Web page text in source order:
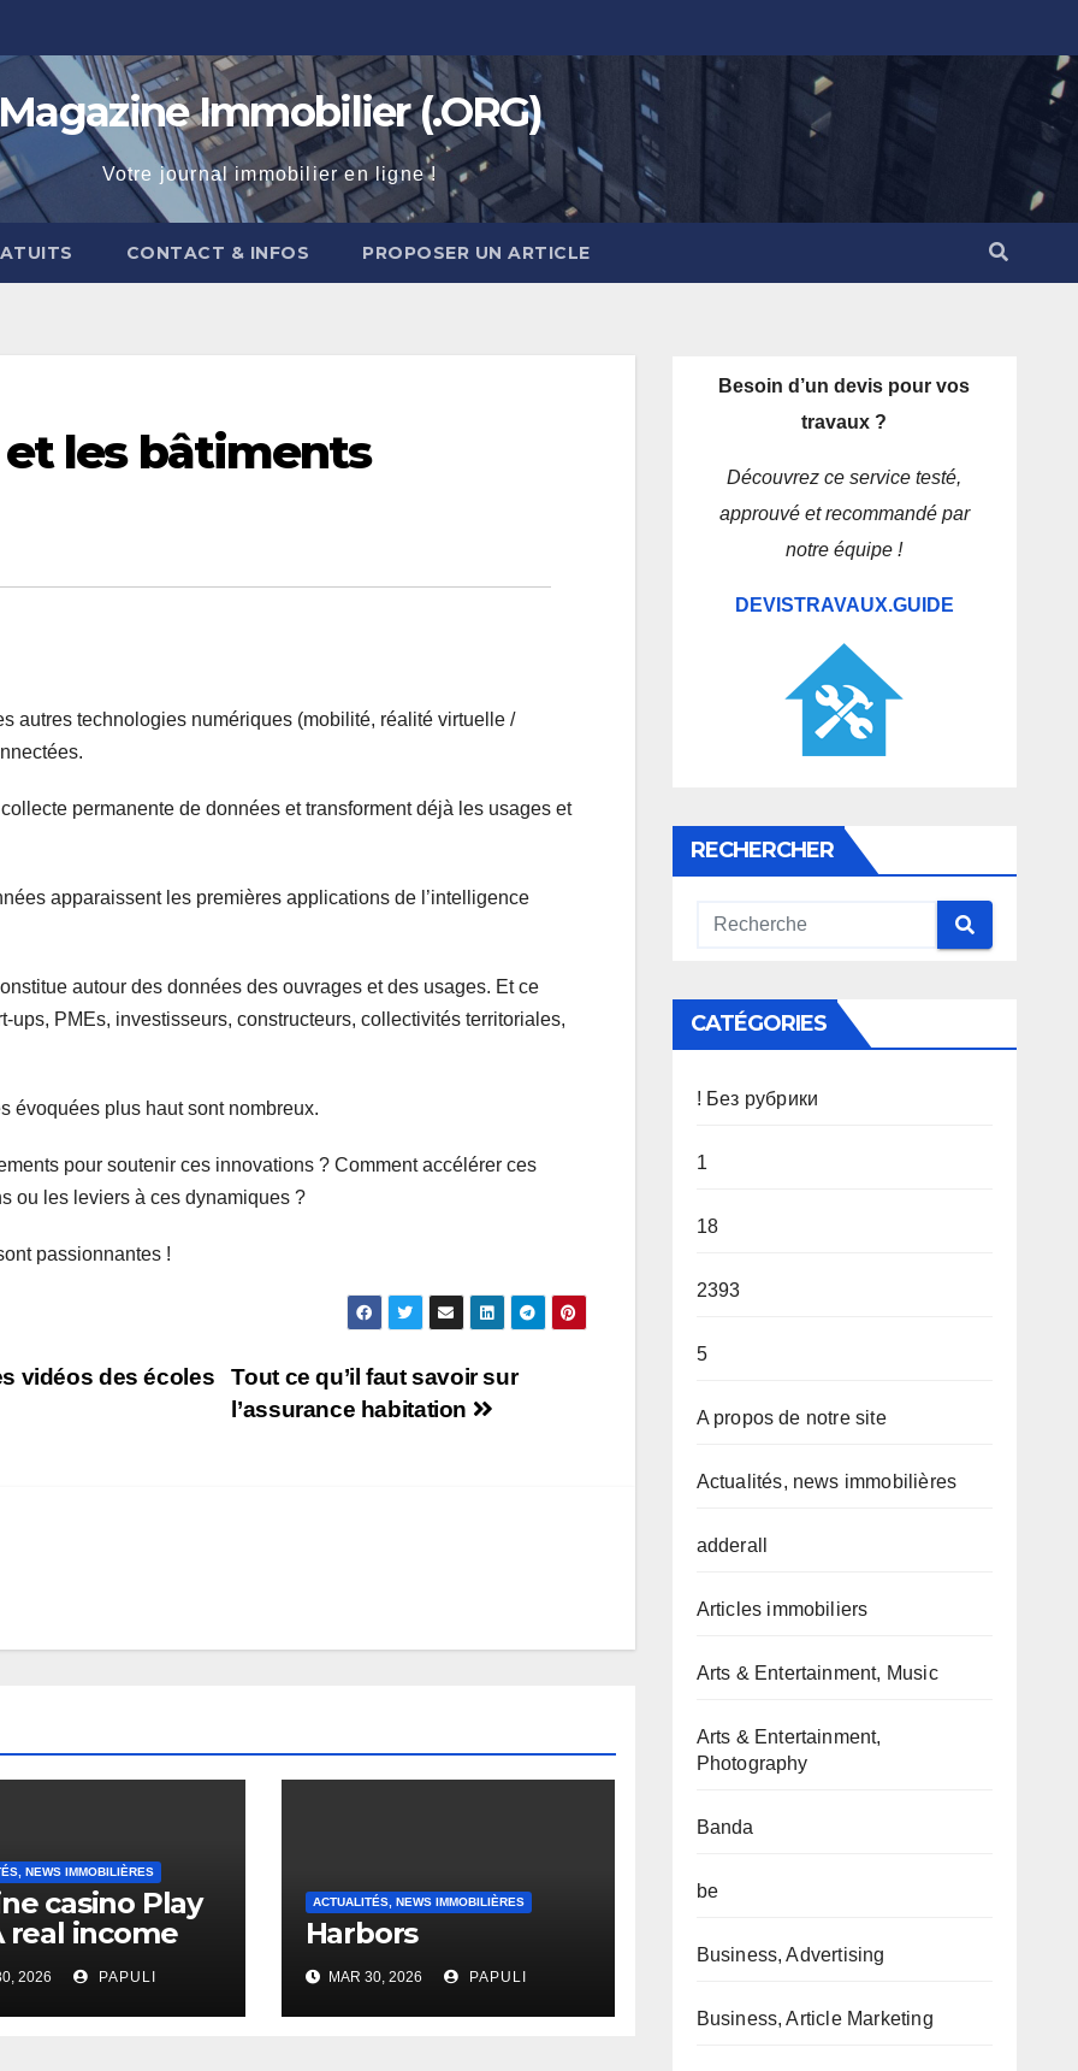
Magazine Immobilier (.ORG)
Votre journal immobilier en ligne !
CONTACT & INFOS PROPOSER UN ARTICLE
les bâtiments
autres technologies numériques (mobilité, réalité virtuelle /
permanente de données et transforment déjà les usages et
apparaissent les premières applications de l’intelligence
autour des données des ouvrages et des usages. Et ce
ups, PMEs, investisseurs, constructeurs, collectivités territoriales,
évoquées plus haut sont nombreux.
pour soutenir ces innovations ? Comment accélérer ces
ou les leviers à ces dynamiques ?
passionnantes !
Tout ce qu’il faut savoir sur
l’assurance habitation
vidéos des écoles
NEWS IMMOBILIÈRES
casino Play
real income
2026 PAPULI
ACTUALITÉS, NEWS IMMOBILIÈRES
Harbors
MAR 30, 2026 PAPULI
Besoin d’un devis pour vos
travaux ?
Découvrez ce service testé,
approuvé et recommandé par
notre équipe !
DEVISTRAVAUX.GUIDE
RECHERCHER
CATÉGORIES
! Без рубрики
1
18
2393
5
A propos de notre site
Actualités, news immobilières
adderall
Articles immobiliers
Arts & Entertainment, Music
Arts & Entertainment,
Photography
Banda
be
Business, Advertising
Business, Article Marketing